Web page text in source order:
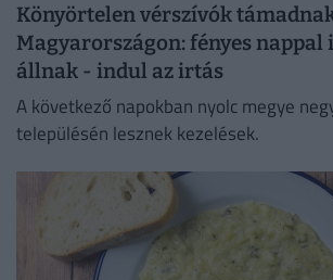
Könyörtelen vérszívók
Magyarországon: fényes nappal
állnak - indul az irtás
A következő napokban nyolc megye
településén lesznek kezelések.